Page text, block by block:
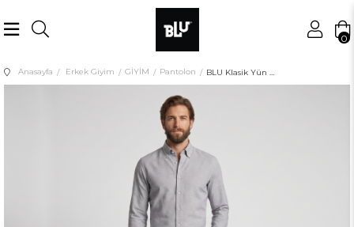
0
Anasayfa Erkek Giyim GİYİM Pantolon